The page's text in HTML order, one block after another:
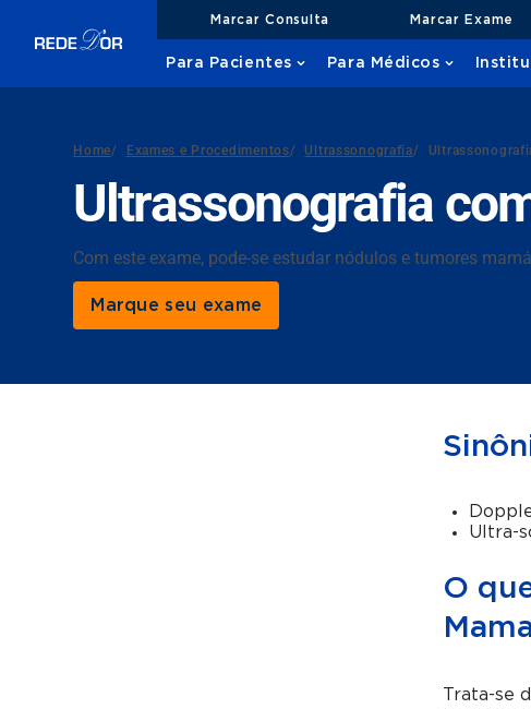
Marcar Consulta Marcar Exame
Para Pacientes Para Médicos
Home/ Exames e Procedimentos/ Ultrassonografia/
Ultrassonografia
Com este exame, pode-se estudar nódulos e tumores
Marque seu exame
Ultra-
O
Trata-se